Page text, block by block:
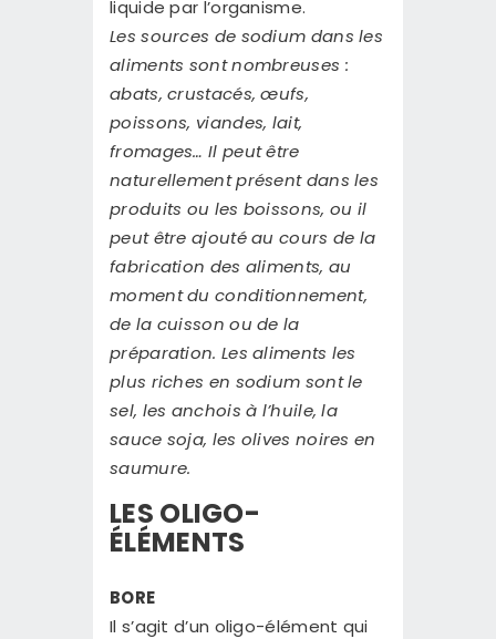
liquide par l’organisme.
Les sources de sodium dans les
aliments sont nombreuses :
abats, crustacés, œufs,
poissons, viandes, lait,
fromages… Il peut être
naturellement présent dans les
produits ou les boissons, ou il
peut être ajouté au cours de la
fabrication des aliments, au
moment du conditionnement,
de la cuisson ou de la
préparation. Les aliments les
plus riches en sodium sont le
sel, les anchois à l’huile, la
sauce soja, les olives noires en
saumure.
LES OLIGO-
ÉLÉMENTS
BORE
Il s’agit d’un oligo-élément qui